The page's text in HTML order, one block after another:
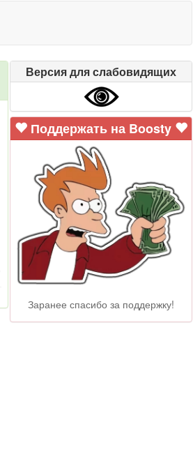
Версия для слабовидящих
Поддержать на Boosty
Заранее спасибо за поддержку!